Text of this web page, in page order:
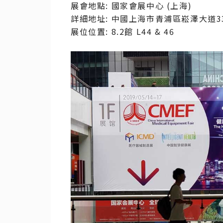
展會地點: 國家會展中心 (上海)
詳細地址: 中國上海市青浦區崧澤大道
展位位置: 8.2館 L44 & 46